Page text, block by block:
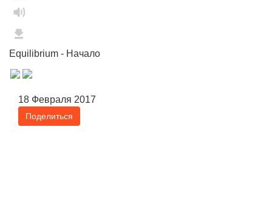
Equilibrium - Начало
18 Февраля 2017
Поделиться